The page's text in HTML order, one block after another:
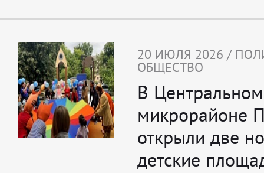
20 ИЮЛЯ 2026 /
ОБЩЕСТВО
В Центральном
микрорайоне
открыли две
детские